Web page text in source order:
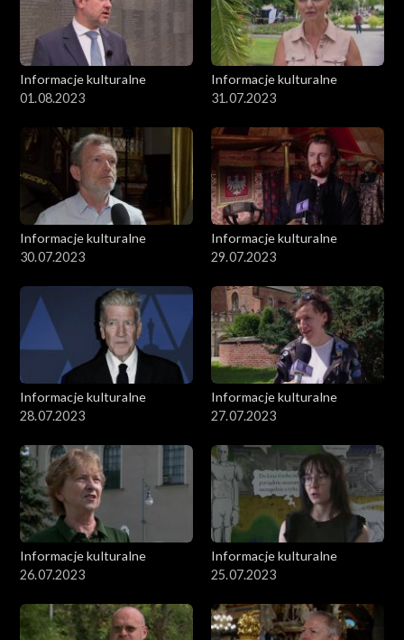
Informacje kulturalne
01.08.2023
Informacje kulturalne
31.07.2023
Informacje kulturalne
30.07.2023
Informacje kulturalne
29.07.2023
Informacje kulturalne
28.07.2023
Informacje kulturalne
27.07.2023
Informacje kulturalne
26.07.2023
Informacje kulturalne
25.07.2023